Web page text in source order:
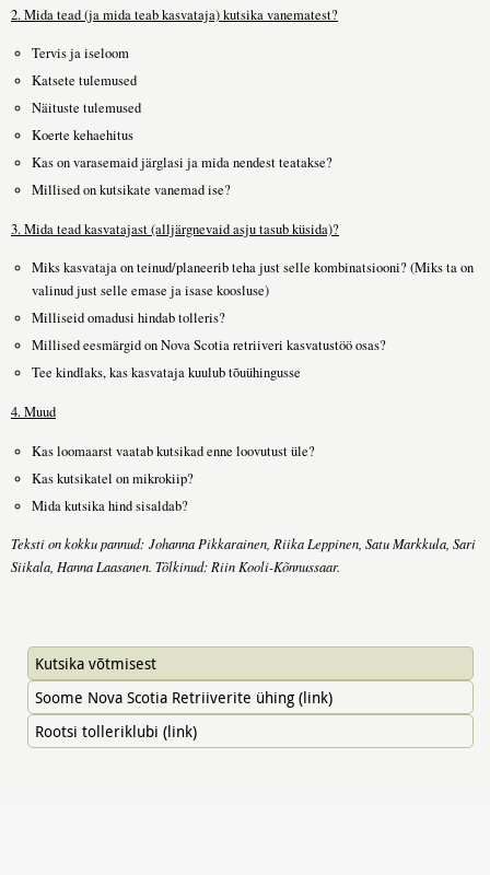
2. Mida tead (ja mida teab kasvataja) kutsika vanematest?
Tervis ja iseloom
Katsete tulemused
Näituste tulemused
Koerte kehaehitus
Kas on varasemaid järglasi ja mida nendest teatakse?
Millised on kutsikate vanemad ise?
3. Mida tead kasvatajast (alljärgnevaid asju tasub küsida)?
Miks kasvataja on teinud/planeerib teha just selle kombinatsiooni? (Miks ta on
valinud just selle emase ja isase koosluse)
Milliseid omadusi hindab tolleris?
Millised eesmärgid on Nova Scotia retriiveri kasvatustöö osas?
Tee kindlaks, kas kasvataja kuulub tõuühingusse
4. Muud
Kas loomaarst vaatab kutsikad enne loovutust üle?
Kas kutsikatel on mikrokiip?
Mida kutsika hind sisaldab?
Teksti on kokku pannud: Johanna Pikkarainen, Riika Leppinen, Satu Markkula, Sari
Siikala, Hanna Laasanen. Tõlkinud: Riin Kooli-Kõnnussaar.
Kutsika võtmisest
Soome Nova Scotia Retriiverite ühing (link)
Rootsi tolleriklubi (link)